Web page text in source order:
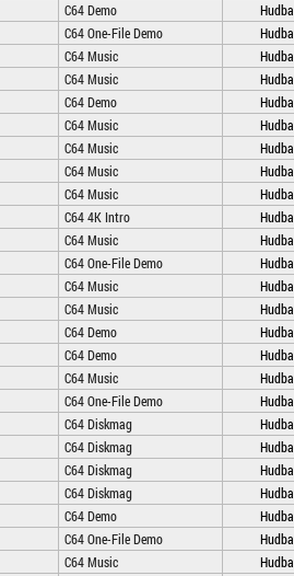
C64 Demo Hudba
C64 One-File Demo Hudba
C64 Music Hudba
C64 Music Hudba
C64 Demo Hudba
C64 Music Hudba
C64 Music Hudba
C64 Music Hudba
C64 Music Hudba
C64 4K Intro Hudba
C64 Music Hudba
C64 One-File Demo Hudba
C64 Music Hudba
C64 Music Hudba
C64 Demo Hudba
C64 Demo Hudba
C64 Music Hudba
C64 One-File Demo Hudba
C64 Diskmag Hudba
C64 Diskmag Hudba
C64 Diskmag Hudba
C64 Diskmag Hudba
C64 Demo Hudba
C64 One-File Demo Hudba
C64 Music Hudba